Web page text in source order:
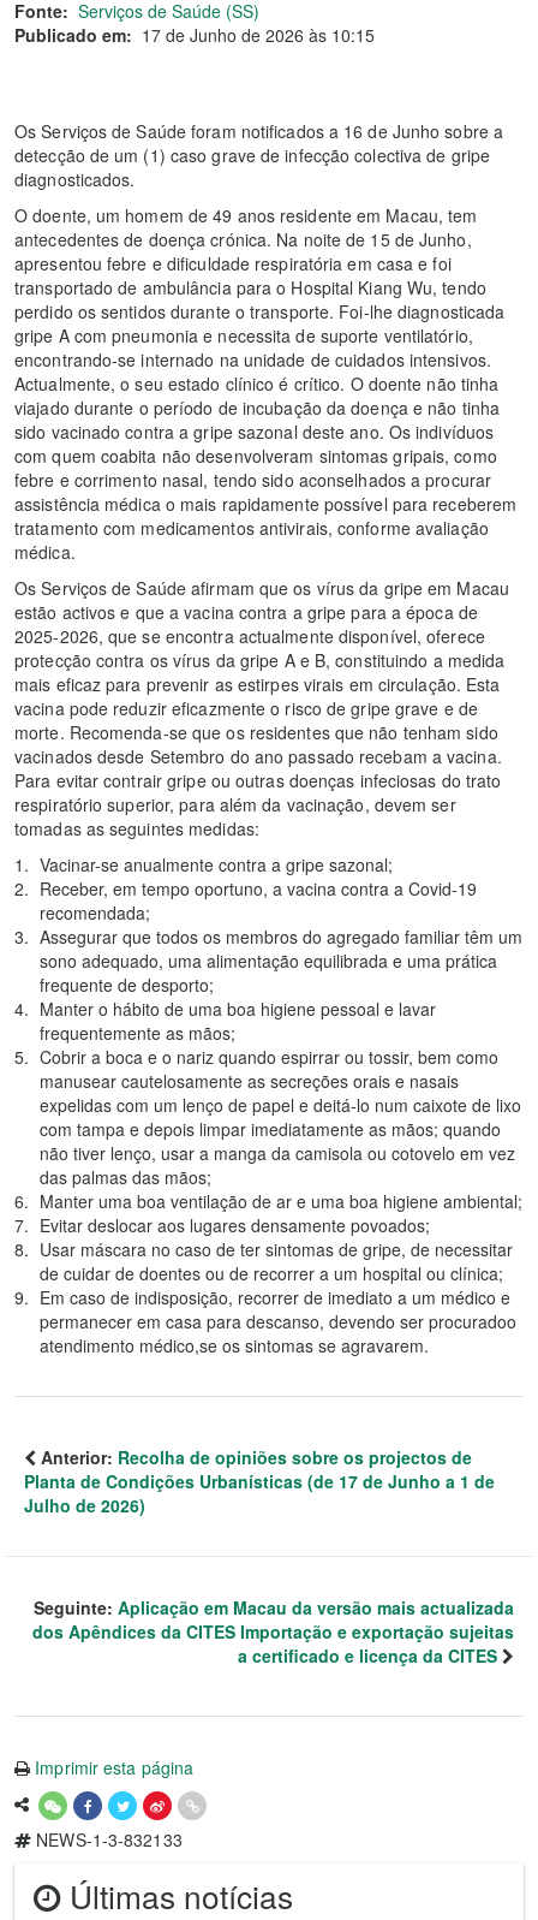
Fonte: Serviços de Saúde (SS)
Publicado em: 17 de Junho de 2026 às 10:15
Os Serviços de Saúde foram notificados a 16 de Junho sobre a
detecção de um (1) caso grave de infecção colectiva de gripe
diagnosticados.
O doente, um homem de 49 anos residente em Macau, tem
antecedentes de doença crónica. Na noite de 15 de Junho,
apresentou febre e dificuldade respiratória em casa e foi
transportado de ambulância para o Hospital Kiang Wu, tendo
perdido os sentidos durante o transporte. Foi-lhe diagnosticada
gripe A com pneumonia e necessita de suporte ventilatório,
encontrando-se internado na unidade de cuidados intensivos.
Actualmente, o seu estado clínico é crítico. O doente não tinha
viajado durante o período de incubação da doença e não tinha
sido vacinado contra a gripe sazonal deste ano. Os indivíduos
com quem coabita não desenvolveram sintomas gripais, como
febre e corrimento nasal, tendo sido aconselhados a procurar
assistência médica o mais rapidamente possível para receberem
tratamento com medicamentos antivirais, conforme avaliação
médica.
Os Serviços de Saúde afirmam que os vírus da gripe em Macau
estão activos e que a vacina contra a gripe para a época de
2025-2026, que se encontra actualmente disponível, oferece
protecção contra os vírus da gripe A e B, constituindo a medida
mais eficaz para prevenir as estirpes virais em circulação. Esta
vacina pode reduzir eficazmente o risco de gripe grave e de
morte. Recomenda-se que os residentes que não tenham sido
vacinados desde Setembro do ano passado recebam a vacina.
Para evitar contrair gripe ou outras doenças infeciosas do trato
respiratório superior, para além da vacinação, devem ser
tomadas as seguintes medidas:
Vacinar-se anualmente contra a gripe sazonal;
Receber, em tempo oportuno, a vacina contra a Covid-19
recomendada;
Assegurar que todos os membros do agregado familiar têm um
sono adequado, uma alimentação equilibrada e uma prática
frequente de desporto;
Manter o hábito de uma boa higiene pessoal e lavar
frequentemente as mãos;
Cobrir a boca e o nariz quando espirrar ou tossir, bem como
manusear cautelosamente as secreções orais e nasais
expelidas com um lenço de papel e deitá-lo num caixote de lixo
com tampa e depois limpar imediatamente as mãos; quando
não tiver lenço, usar a manga da camisola ou cotovelo em vez
das palmas das mãos;
Manter uma boa ventilação de ar e uma boa higiene ambiental;
Evitar deslocar aos lugares densamente povoados;
Usar máscara no caso de ter sintomas de gripe, de necessitar
de cuidar de doentes ou de recorrer a um hospital ou clínica;
Em caso de indisposição, recorrer de imediato a um médico e
permanecer em casa para descanso, devendo ser procuradoo
atendimento médico,se os sintomas se agravarem.
Anterior: Recolha de opiniões sobre os projectos de
Planta de Condições Urbanísticas (de 17 de Junho a 1 de
Julho de 2026)
Seguinte: Aplicação em Macau da versão mais actualizada
dos Apêndices da CITES Importação e exportação sujeitas
a certificado e licença da CITES
Imprimir esta página
NEWS-1-3-832133
Últimas notícias